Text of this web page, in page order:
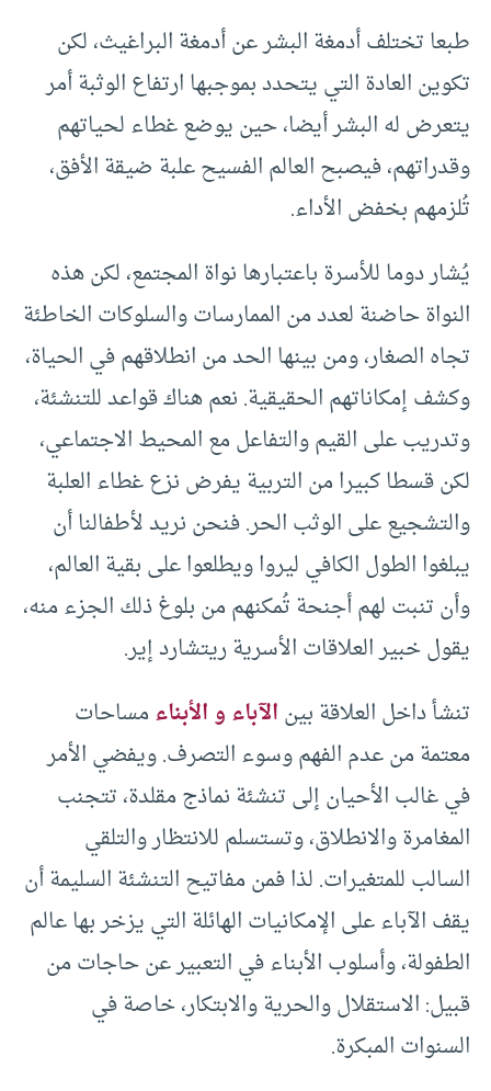
طبعا تختلف أدمغة البشر عن أدمغة البراغيث، لكن
تكوين العادة التي يتحدد بموجبها ارتفاع الوثبة أمر
يتعرض له البشر أيضا، حين يوضع غطاء لحياتهم
وقدراتهم، فيصبح العالم الفسيح علبة ضيقة الأفق،
تُلزمهم بخفض الأداء.
يُشار دوما للأسرة باعتبارها نواة المجتمع، لكن هذه
النواة حاضنة لعدد من الممارسات والسلوكات الخاطئة
تجاه الصغار، ومن بينها الحد من انطلاقهم في الحياة،
وكشف إمكاناتهم الحقيقية. نعم هناك قواعد للتنشئة،
وتدريب على القيم والتفاعل مع المحيط الاجتماعي،
لكن قسطا كبيرا من التربية يفرض نزع غطاء العلبة
والتشجيع على الوثب الحر. فنحن نريد لأطفالنا أن
يبلغوا الطول الكافي ليروا ويطلعوا على بقية العالم،
وأن تنبت لهم أجنحة تُمكنهم من بلوغ ذلك الجزء منه،
يقول خبير العلاقات الأسرية ريتشارد إير.
تنشأ داخل العلاقة بينالآباء و الأبناءمساحات
معتمة من عدم الفهم وسوء التصرف. ويفضي الأمر
في غالب الأحيان إلى تنشئة نماذج مقلدة، تتجنب
المغامرة والانطلاق، وتستسلم للانتظار والتلقي
السالب للمتغيرات. لذا فمن مفاتيح التنشئة السليمة أن
يقف الآباء على الإمكانيات الهائلة التي يزخر بها عالم
الطفولة، وأسلوب الأبناء في التعبير عن حاجات من
قبيل: الاستقلال والحرية والابتكار، خاصة في
السنوات المبكرة.